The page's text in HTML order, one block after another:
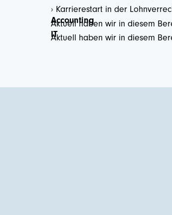
Karrierestart in der
Accounting
Aktuell haben wir in diesem
IT
Aktuell haben wir in diesem